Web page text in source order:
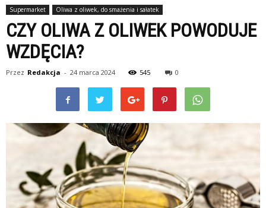
Supermarket Oliwa z oliwek, do smażenia i sałatek
CZY OLIWA Z OLIWEK POWODUJE
WZDĘCIA?
Przez Redakcja - 24 marca 2024 545 0